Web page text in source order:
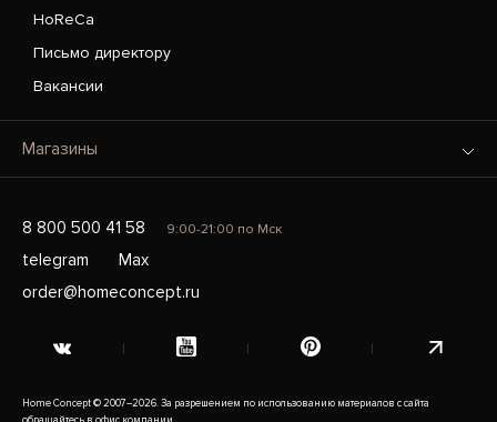
HoReCa
Письмо директору
Вакансии
Магазины
8 800 500 41 58 9:00-21:00 по Мск
telegram
Max
order@homeconcept.ru
Home Concept © 2007–2026. За разрешением по использованию материалов с сайта